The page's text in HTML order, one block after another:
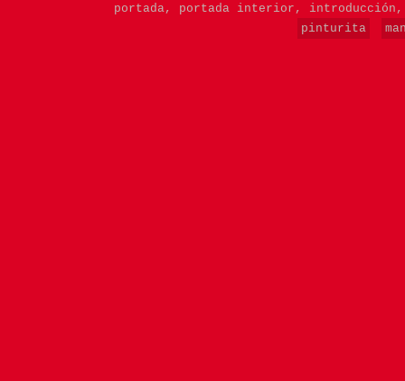
portada, portada interior,
pinturita